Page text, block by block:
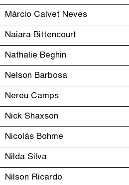
Márcio Calvet Neves
Naiara Bittencourt
Nathalie Beghin
Nelson Barbosa
Nereu Camps
Nick Shaxson
Nicolás Bohme
Nilda Silva
Nilson Ricardo